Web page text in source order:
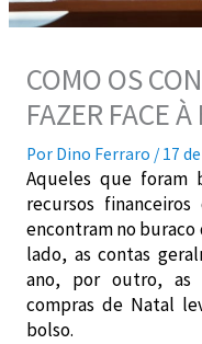
COMO OS
FAZER FACE
Por Dino Ferraro / 17
Aqueles que foram
recursos
encontram no buraco
lado, as contas
ano, por outro, as
compras de Natal
bolso.